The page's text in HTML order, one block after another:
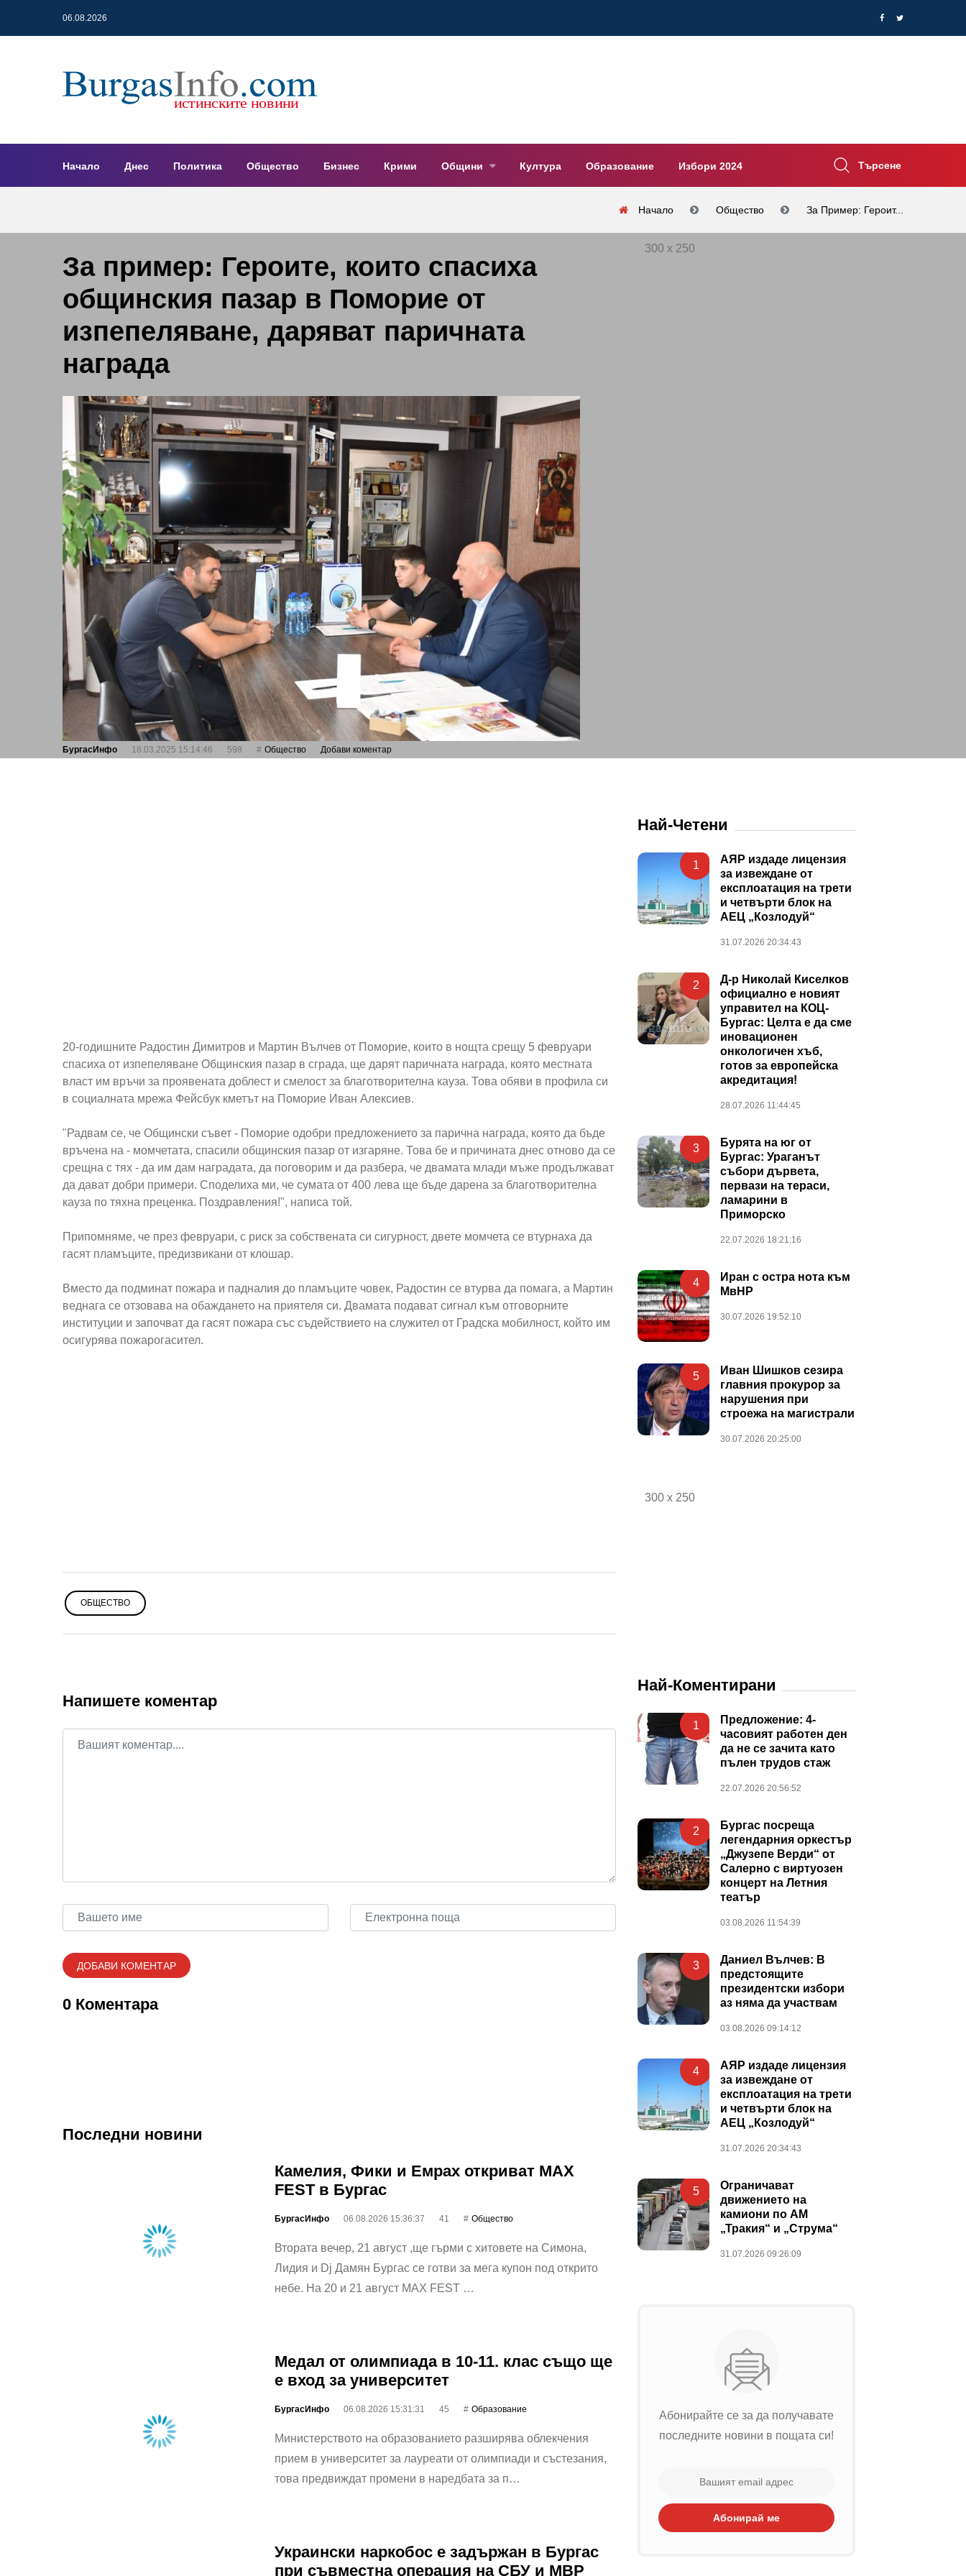
06.08.2026
Начало Днес Политика Общество Бизнес Крими Общини Култура Образование Избори 2024 Търсене
Начало Общество За Пример: Героит...
За пример: Героите, които спасиха
общинския пазар в Поморие от
изпепеляване, даряват паричната
награда
БургасИнфо 18.03.2025 15:14:46 598 Общество Добави коментар
300 x 250
20-годишните Радостин Димитров и Мартин Вълчев от Поморие, които в нощта срещу 5 февруари
спасиха от изпепеляване Общинския пазар в сграда, ще дарят паричната награда, която местната
власт им връчи за проявената доблест и смелост за благотворителна кауза. Това обяви в профила си
в социалната мрежа Фейсбук кметът на Поморие Иван Алексиев.
"Радвам се, че Общински съвет - Поморие одобри предложението за парична награда, която да бъде
връчена на - момчетата, спасили общинския пазар от изгаряне. Това бе и причината днес отново да се
срещна с тях - да им дам наградата, да поговорим и да разбера, че двамата млади мъже продължават
да дават добри примери. Споделиха ми, че сумата от 400 лева ще бъде дарена за благотворителна
кауза по тяхна преценка. Поздравления!", написа той.
Припомняме, че през февруари, с риск за собствената си сигурност, двете момчета се втурнаха да
гасят пламъците, предизвикани от клошар.
Вместо да подминат пожара и падналия до пламъците човек, Радостин се втурва да помага, а Мартин
веднага се отзовава на обаждането на приятеля си. Двамата подават сигнал към отговорните
институции и започват да гасят пожара със съдействието на служител от Градска мобилност, който им
осигурява пожарогасител.
ОБЩЕСТВО
Напишете коментар
0 Коментара
Последни новини
Камелия, Фики и Емрах откриват MAX
FEST в Бургас
БургасИнфо 06.08.2026 15:36:37 41 Общество
Втората вечер, 21 август ,ще гърми с хитовете на Симона,
Лидия и Dj Дамян Бургас се готви за мега купон под открито
небе. На 20 и 21 август MAX FEST …
Медал от олимпиада в 10-11. клас също ще
е вход за университет
БургасИнфо 06.08.2026 15:31:31 45 Oбразование
Министерството на образованието разширява облекчения
прием в университет за лауреати от олимпиади и състезания,
това предвиждат промени в наредбата за п…
Украински наркобос е задържан в Бургас
при съвместна операция на СБУ и МВР
Най-Четени
1
АЯР издаде лицензия
за извеждане от
експлоатация на трети
и четвърти блок на
АЕЦ „Козлодуй“
31.07.2026 20:34:43
2
Д-р Николай Киселков
официално е новият
управител на КОЦ-
Бургас: Целта е да сме
иновационен
онкологичен хъб,
готов за европейска
акредитация!
28.07.2026 11:44:45
3
Бурята на юг от
Бургас: Ураганът
събори дървета,
первази на тераси,
ламарини в
Приморско
22.07.2026 18:21:16
4
Иран с остра нота към
МвНР
30.07.2026 19:52:10
5
Иван Шишков сезира
главния прокурор за
нарушения при
строежа на магистрали
30.07.2026 20:25:00
300 x 250
Най-Коментирани
1
Предложение: 4-
часовият работен ден
да не се зачита като
пълен трудов стаж
22.07.2026 20:56:52
2
Бургас посреща
легендарния оркестър
„Джузепе Верди“ от
Салерно с виртуозен
концерт на Летния
театър
03.08.2026 11:54:39
3
Даниел Вълчев: В
предстоящите
президентски избори
аз няма да участвам
03.08.2026 09:14:12
4
АЯР издаде лицензия
за извеждане от
експлоатация на трети
и четвърти блок на
АЕЦ „Козлодуй“
31.07.2026 20:34:43
5
Ограничават
движението на
камиони по АМ
„Тракия“ и „Струма“
31.07.2026 09:26:09
Абонирайте се за да получавате
последните новини в пощата си!
Абонирай ме